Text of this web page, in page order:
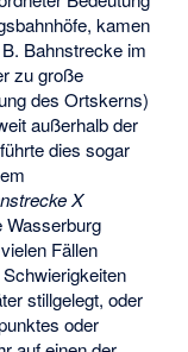
kamen
Bahnstrecke im
zu große
des Ortskerns)
außerhalb der
dies sogar
X
Wasserburg
Fällen
stillgelegt, oder
oder